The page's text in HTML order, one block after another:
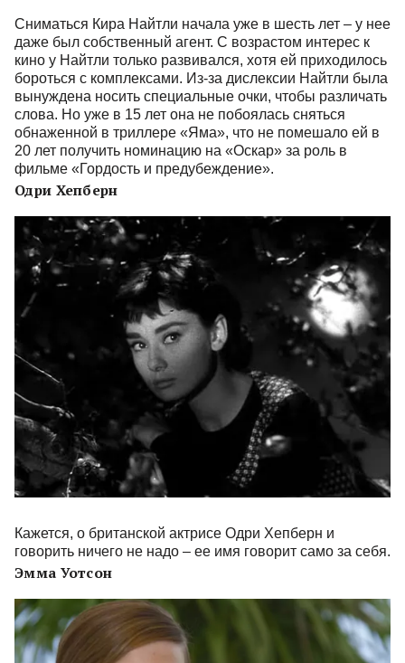
Сниматься Кира Найтли начала уже в шесть лет – у нее
даже был собственный агент. С возрастом интерес к
кино у Найтли только развивался, хотя ей приходилось
бороться с комплексами. Из-за дислексии Найтли была
вынуждена носить специальные очки, чтобы различать
слова. Но уже в 15 лет она не побоялась сняться
обнаженной в триллере «Яма», что не помешало ей в
20 лет получить номинацию на «Оскар» за роль в
фильме «Гордость и предубеждение».
Одри Хепберн
Кажется, о британской актрисе Одри Хепберн и
говорить ничего не надо – ее имя говорит само за себя.
Эмма Уотсон